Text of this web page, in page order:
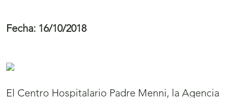
Fecha: 16/10/2018
El Centro Hospitalario Padre Menni, la Agencia